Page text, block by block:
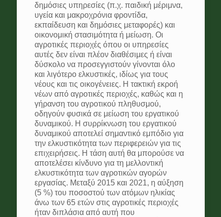
δημόσιες υπηρεσίες (π.χ. παιδική μέριμνα,
υγεία και μακροχρόνια φροντίδα,
εκπαίδευση και δημόσιες μεταφορές) και
οικονομική στασιμότητα ή μείωση. Οι
αγροτικές περιοχές όπου οι υπηρεσίες
αυτές δεν είναι πλέον διαθέσιμες ή είναι
δύσκολο να προσεγγιστούν γίνονται όλο
και λιγότερο ελκυστικές, ιδίως για τους
νέους και τις οικογένειες. Η τακτική εκροή
νέων από αγροτικές περιοχές, καθώς και η
γήρανση του αγροτικού πληθυσμού,
οδηγούν φυσικά σε μείωση του εργατικού
δυναμικού. Η συρρίκνωση του εργατικού
δυναμικού αποτελεί σημαντικό εμπόδιο για
την ελκυστικότητα των περιφερειών για τις
επιχειρήσεις. Η τάση αυτή θα μπορούσε να
αποτελέσει κίνδυνο για τη μελλοντική
ελκυστικότητα των αγροτικών αγορών
εργασίας. Μεταξύ 2015 και 2021, η αύξηση
(5 %) του ποσοστού των ατόμων ηλικίας
άνω των 65 ετών στις αγροτικές περιοχές
ήταν διπλάσια από αυτή που